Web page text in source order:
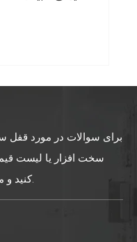
برای سوالات در مورد قفل
سخت افزار یا لیست
کنید و ما طی 24 ساعت در تماس خواهیم بود.